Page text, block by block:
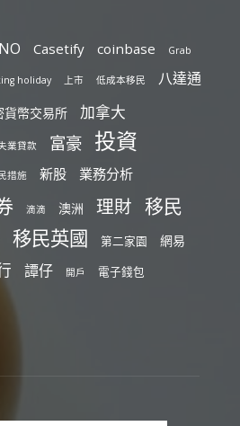
Casetify coinbase Grab
holiday 上市 低成本移民 八達通
貨幣交易所 加拿大
業貸款 富豪 投資
措施 新股 業務分析
滴滴 澳洲 理財 移民
移民英國 第二家園 網易
譚仔 開戶 電子錢包